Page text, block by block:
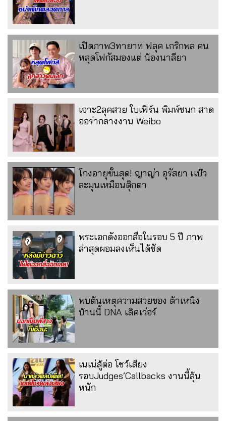
เปิดภาพ3ทายาท ฟลุค เกริกพล คน
หลุดโฟกัสมองแต่ น้องนาลียา
เจาะ2ลุคสวย ใบเฟิร์น พิมพ์ชนก สาด
ออร่ากลางงาน Weibo
โกงอายุขั้นสุด! ญาญ่า อุรัสยา เเบ๊ว
ละมุนเหมือนตุ๊กตา
พระเอกดังออกสื่อในรอบ 5 ปี ภาพ
ล่าสุดผอมลงเห็นได้ชัด
พบต้นเหตุความสวยของ ต้าเหนิง
บ้านนี้ DNA เลิศเว่อร์
เนเน่สู้ต่อ โชว์เสียง
รอบJudges’Callbacks งานนี้ลุ้น
หนัก